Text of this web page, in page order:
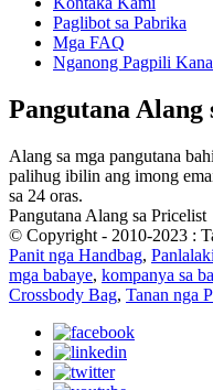
Paglibot sa Pabrika
Mga FAQ
Nganong Pagpili
Pangutana Alang
Alang sa mga pangutana
palihug ibilin ang imong
sa 24 oras.
Pangutana Alang sa Pricelist
© Copyright - 2010-2023 :
Panit nga Handbag,
mga babaye, kompanya sa
Crossbody Bag, Tanan nga